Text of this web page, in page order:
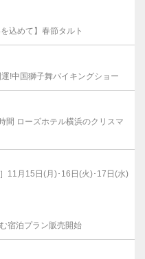
込めて】春節タルト
!中国獅子舞バイキングショー
間 ローズホテル横浜のクリスマ
11月15日(月)･16日(火)･17日(水)
宿泊プラン販売開始